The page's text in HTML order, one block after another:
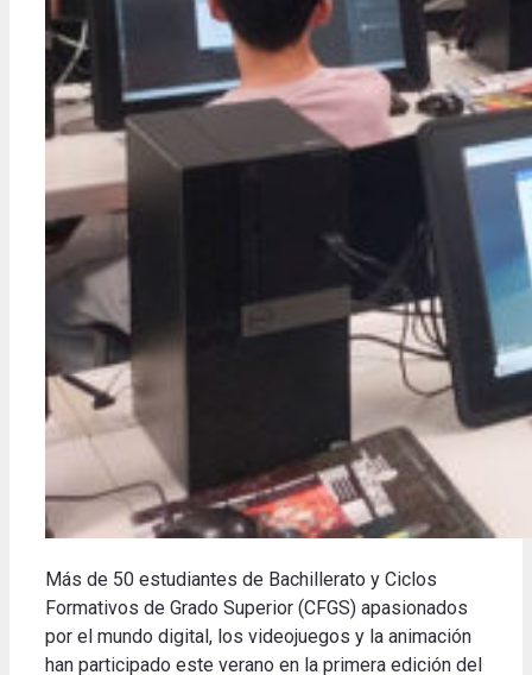
Más de 50 estudiantes de Bachillerato y Ciclos
Formativos de Grado Superior (CFGS) apasionados
por el mundo digital, los videojuegos y la animación
han participado este verano en la primera edición del